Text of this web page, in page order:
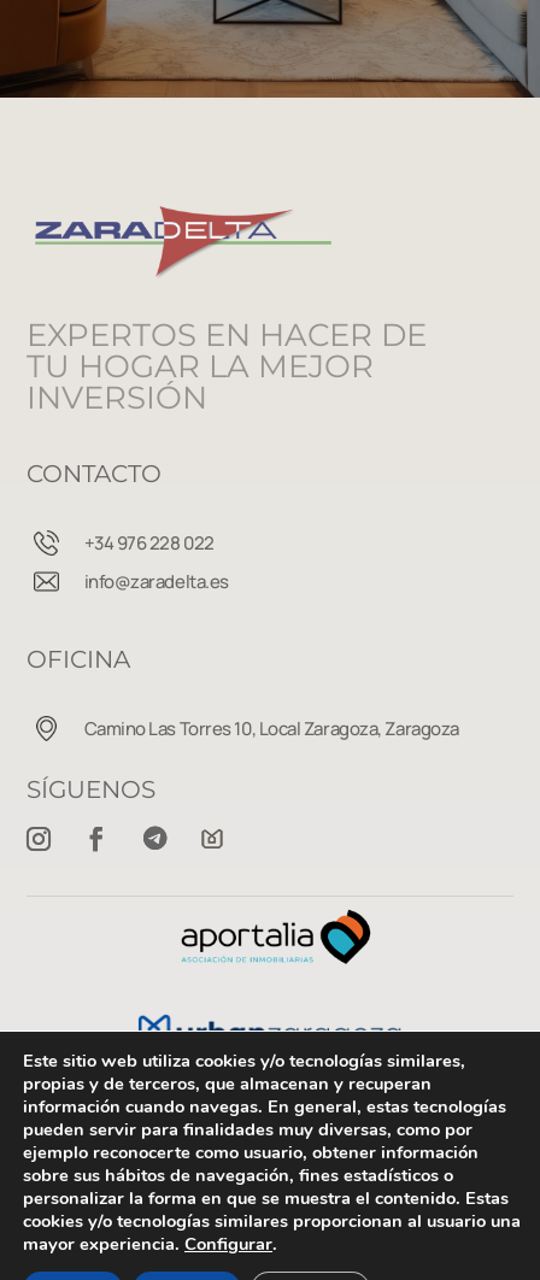
EXPERTOS EN HACER DE
TU HOGAR LA MEJOR
INVERSIÓN
CONTACTO
+34 976 228 022
info@zaradelta.es
OFICINA
Camino Las Torres 10, Local Zaragoza, Zaragoza
SÍGUENOS
©2025Zaradelta· Todos los derechos reservados · Privacidad–
Aviso legal –Cookies– Accesibilidad
⚡Teamhost Studio
Este sitio web utiliza cookies y/o tecnologías similares,
propias y de terceros, que almacenan y recuperan
información cuando navegas. En general, estas tecnologías
pueden servir para finalidades muy diversas, como por
ejemplo reconocerte como usuario, obtener información
sobre sus hábitos de navegación, fines estadísticos o
personalizar la forma en que se muestra el contenido. Estas
cookies y/o tecnologías similares proporcionan al usuario una
mayor experiencia. Configurar.